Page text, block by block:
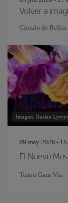
Volver a
Círculo de Bellas
Imagen: Ruslan
09 may 2026 -
El Nuevo
Teatro Gran Vía